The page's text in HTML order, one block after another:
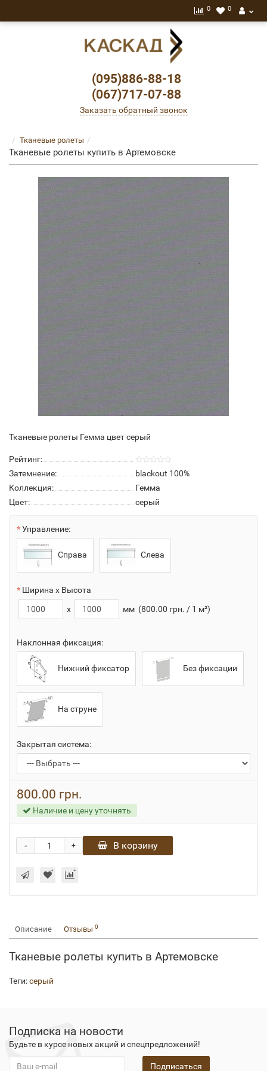
0 0
(095)886-88-18
(067)717-07-88
Заказать обратный звонок
Тканевые ролеты
Тканевые ролеты купить в Артемовске
Тканевые ролеты Гемма цвет серый
Рейтинг:
Затемнение:
blackout 100%
Коллекция:
Гемма
Цвет:
серый
Управление:
Справа Слева
Ширина x Высота
x
мм (800.00 грн. / 1 м²)
Наклонная фиксация:
Нижний фиксатор Без фиксации
На струне
Закрытая система:
800.00 грн.
Наличие и цену уточнять
+
- В корзину
Описание Отзывы 0
Тканевые ролеты купить в Артемовске
Теги:серый
Подписка на новости
Будьте в курсе новых акций и спецпредложений!
Подписаться